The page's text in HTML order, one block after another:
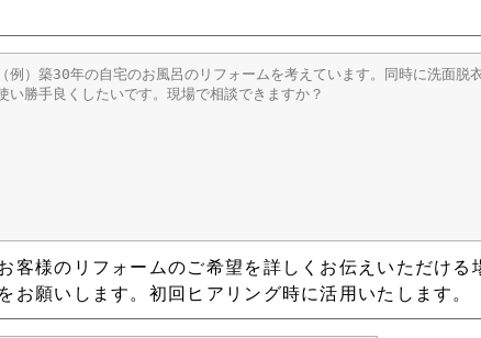
客様のリフォームのご希望を詳しくお伝えいただける
お願いします。初回ヒアリング時に活用いたします。